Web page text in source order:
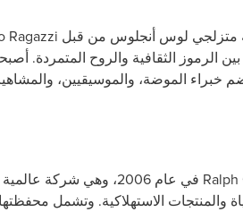
Ragazzi
خبراء الموضة، والموسيقيين،
في عام 2006، وهي شركة
والمنتجات الاستهلاكية. وتشمل